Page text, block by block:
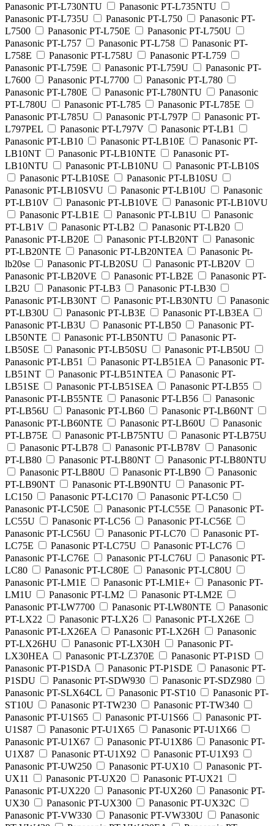
Panasonic PT-L730NTU
Panasonic PT-L735NTU
Panasonic PT-L735U
Panasonic PT-L750
Panasonic PT-
L7500
Panasonic PT-L750E
Panasonic PT-L750U
Panasonic PT-L757
Panasonic PT-L758
Panasonic PT-
L758E
Panasonic PT-L758U
Panasonic PT-L759
Panasonic PT-L759E
Panasonic PT-L759U
Panasonic PT-
L7600
Panasonic PT-L7700
Panasonic PT-L780
Panasonic PT-L780E
Panasonic PT-L780NTU
Panasonic
PT-L780U
Panasonic PT-L785
Panasonic PT-L785E
Panasonic PT-L785U
Panasonic PT-L797P
Panasonic PT-
L797PEL
Panasonic PT-L797V
Panasonic PT-LB1
Panasonic PT-LB10
Panasonic PT-LB10E
Panasonic PT-
LB10NT
Panasonic PT-LB10NTE
Panasonic PT-
LB10NTU
Panasonic PT-LB10NU
Panasonic PT-LB10S
Panasonic PT-LB10SE
Panasonic PT-LB10SU
Panasonic PT-LB10SVU
Panasonic PT-LB10U
Panasonic
PT-LB10V
Panasonic PT-LB10VE
Panasonic PT-LB10VU
Panasonic PT-LB1E
Panasonic PT-LB1U
Panasonic
PT-LB1V
Panasonic PT-LB2
Panasonic PT-LB20
Panasonic PT-LB20E
Panasonic PT-LB20NT
Panasonic
PT-LB20NTE
Panasonic PT-LB20NTEA
Panasonic Pt-
lb20se
Panasonic PT-LB20SU
Panasonic PT-LB20V
Panasonic PT-LB20VE
Panasonic PT-LB2E
Panasonic PT-
LB2U
Panasonic PT-LB3
Panasonic PT-LB30
Panasonic PT-LB30NT
Panasonic PT-LB30NTU
Panasonic
PT-LB30U
Panasonic PT-LB3E
Panasonic PT-LB3EA
Panasonic PT-LB3U
Panasonic PT-LB50
Panasonic PT-
LB50NTE
Panasonic PT-LB50NTU
Panasonic PT-
LB50SE
Panasonic PT-LB50SU
Panasonic PT-LB50U
Panasonic PT-LB51
Panasonic PT-LB51EA
Panasonic PT-
LB51NT
Panasonic PT-LB51NTEA
Panasonic PT-
LB51SE
Panasonic PT-LB51SEA
Panasonic PT-LB55
Panasonic PT-LB55NTE
Panasonic PT-LB56
Panasonic
PT-LB56U
Panasonic PT-LB60
Panasonic PT-LB60NT
Panasonic PT-LB60NTE
Panasonic PT-LB60U
Panasonic
PT-LB75E
Panasonic PT-LB75NTU
Panasonic PT-LB75U
Panasonic PT-LB78
Panasonic PT-LB78V
Panasonic
PT-LB80
Panasonic PT-LB80NT
Panasonic PT-LB80NTU
Panasonic PT-LB80U
Panasonic PT-LB90
Panasonic
PT-LB90NT
Panasonic PT-LB90NTU
Panasonic PT-
LC150
Panasonic PT-LC170
Panasonic PT-LC50
Panasonic PT-LC50E
Panasonic PT-LC55E
Panasonic PT-
LC55U
Panasonic PT-LC56
Panasonic PT-LC56E
Panasonic PT-LC56U
Panasonic PT-LC70
Panasonic PT-
LC75E
Panasonic PT-LC75U
Panasonic PT-LC76
Panasonic PT-LC76E
Panasonic PT-LC76U
Panasonic PT-
LC80
Panasonic PT-LC80E
Panasonic PT-LC80U
Panasonic PT-LM1E
Panasonic PT-LM1E+
Panasonic PT-
LM1U
Panasonic PT-LM2
Panasonic PT-LM2E
Panasonic PT-LW7700
Panasonic PT-LW80NTE
Panasonic
PT-LX22
Panasonic PT-LX26
Panasonic PT-LX26E
Panasonic PT-LX26EA
Panasonic PT-LX26H
Panasonic
PT-LX26HU
Panasonic PT-LX30H
Panasonic PT-
LX30HEA
Panasonic PT-LZ370E
Panasonic PT-P1SD
Panasonic PT-P1SDA
Panasonic PT-P1SDE
Panasonic PT-
P1SDU
Panasonic PT-SDW930
Panasonic PT-SDZ980
Panasonic PT-SLX64CL
Panasonic PT-ST10
Panasonic PT-
ST10U
Panasonic PT-TW230
Panasonic PT-TW340
Panasonic PT-U1S65
Panasonic PT-U1S66
Panasonic PT-
U1S87
Panasonic PT-U1X65
Panasonic PT-U1X66
Panasonic PT-U1X67
Panasonic PT-U1X86
Panasonic PT-
U1X87
Panasonic PT-U1X92
Panasonic PT-U1X93
Panasonic PT-UW250
Panasonic PT-UX10
Panasonic PT-
UX11
Panasonic PT-UX20
Panasonic PT-UX21
Panasonic PT-UX220
Panasonic PT-UX260
Panasonic PT-
UX30
Panasonic PT-UX300
Panasonic PT-UX32C
Panasonic PT-VW330
Panasonic PT-VW330U
Panasonic